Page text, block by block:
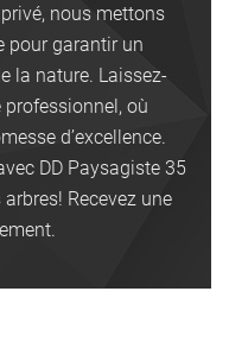
nous mettons
pour garantir un
la nature. Laissez-
où
d’excellence.
DD Paysagiste 35
Recevez une